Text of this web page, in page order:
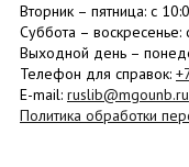
Вторник – пятница: с
Суббота – воскресенье:
Выходной день –
Телефон для справок:
E-mail: ruslib@mgounb.ru
Политика обработки